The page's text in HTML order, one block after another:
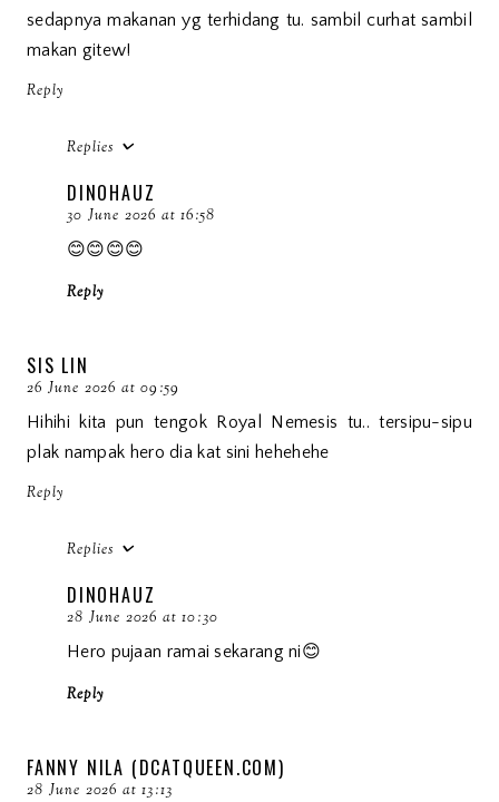
sedapnya makanan yg terhidang tu. sambil curhat sambil
makan gitew!
Reply
Replies
DINOHAUZ
30 June 2026 at 16:58
😊😊😊😊
Reply
SIS LIN
26 June 2026 at 09:59
Hihihi kita pun tengok Royal Nemesis tu.. tersipu-sipu
plak nampak hero dia kat sini hehehehe
Reply
Replies
DINOHAUZ
28 June 2026 at 10:30
Hero pujaan ramai sekarang ni😊
Reply
FANNY NILA (DCATQUEEN.COM)
28 June 2026 at 13:13